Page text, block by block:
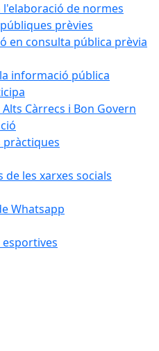
l'elaboració de normes
prèvies
en consulta pública prèvia
informació pública
Càrrecs i Bon Govern
pràctiques
les xarxes socials
Whatsapp